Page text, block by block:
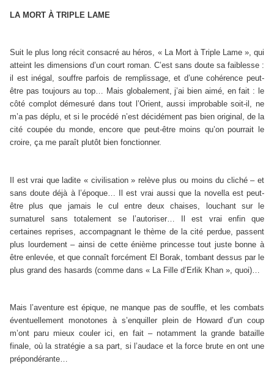
LA MORT À TRIPLE LAME
Suit le plus long récit consacré au héros, « La Mort à Triple Lame », qui
atteint les dimensions d’un court roman. C’est sans doute sa faiblesse :
il est inégal, souffre parfois de remplissage, et d’une cohérence peut-
être pas toujours au top… Mais globalement, j’ai bien aimé, en fait : le
côté complot démesuré dans tout l’Orient, aussi improbable soit-il, ne
m’a pas déplu, et si le procédé n’est décidément pas bien original, de la
cité coupée du monde, encore que peut-être moins qu’on pourrait le
croire, ça me paraît plutôt bien fonctionner.
Il est vrai que ladite « civilisation » relève plus ou moins du cliché – et
sans doute déjà à l’époque… Il est vrai aussi que la novella est peut-
être plus que jamais le cul entre deux chaises, louchant sur le
surnaturel sans totalement se l’autoriser… Il est vrai enfin que
certaines reprises, accompagnant le thème de la cité perdue, passent
plus lourdement – ainsi de cette énième princesse tout juste bonne à
être enlevée, et que connaît forcément El Borak, tombant dessus par le
plus grand des hasards (comme dans « La Fille d’Erlik Khan », quoi)…
Mais l’aventure est épique, ne manque pas de souffle, et les combats
éventuellement monotones à s’enquiller plein de Howard d’un coup
m’ont paru mieux couler ici, en fait – notamment la grande bataille
finale, où la stratégie a sa part, si l’audace et la force brute en ont une
prépondérante…